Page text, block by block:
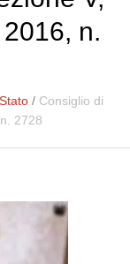
n.
/ Consiglio di
2728